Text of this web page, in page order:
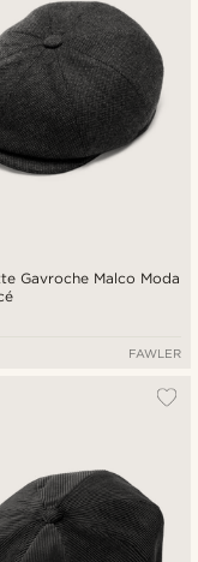
Gavroche Malco Moda
FAWLER